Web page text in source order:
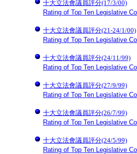
十大立法會議員評分(17/3/00)
Rating of Top Ten Legislative
十大立法會議員評分(21-24/1/00)
Rating of Top Ten Legislative
十大立法會議員評分(24/11/99)
Rating of Top Ten Legislative
十大立法會議員評分(27/9/99)
Rating of Top Ten Legislative
十大立法會議員評分(26/7/99)
Rating of Top Ten Legislative
十大立法會議員評分(24/5/99)
Rating of Top Ten Legislative